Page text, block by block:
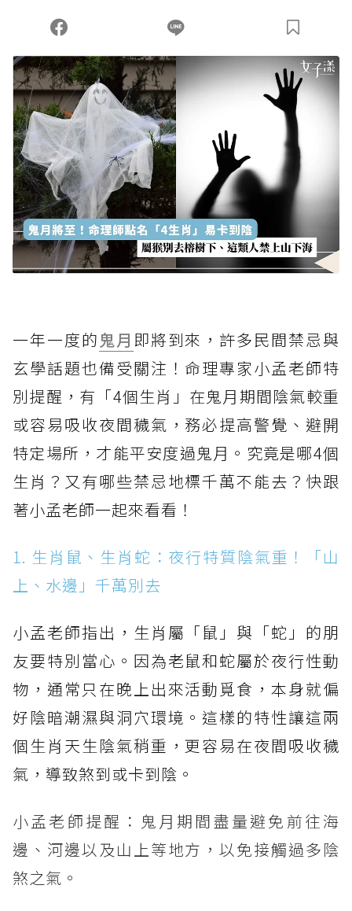
一年一度的鬼月 即將到來，許多民間禁忌與
玄學話題也備受關注！命理專家小孟老師特
別提醒，有「4個生肖」在鬼月期間陰氣較重
或容易吸收夜間穢氣，務必提高警覺、避開
特定場所，才能平安度過鬼月。究竟是哪4個
生肖？又有哪些禁忌地標千萬不能去？快跟
著小孟老師一起來看看！
1. 生肖鼠、生肖蛇：夜行特質陰氣重！「山
上、水邊」千萬別去
小孟老師指出，生肖屬「鼠」與「蛇」的朋
友要特別當心。因為老鼠和蛇屬於夜行性動
物，通常只在晚上出來活動覓食，本身就偏
好陰暗潮濕與洞穴環境。這樣的特性讓這兩
個生肖天生陰氣稍重，更容易在夜間吸收穢
氣，導致煞到或卡到陰。
小孟老師提醒：鬼月期間盡量避免前往海
邊、河邊以及山上等地方，以免接觸過多陰
煞之氣。